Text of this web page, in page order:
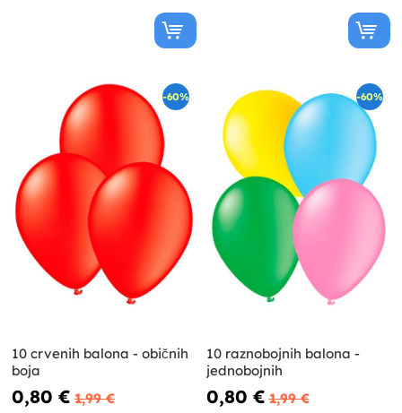
-60%
10 crvenih balona - običnih
boja
0,80 € 1,99 €
-60%
10 raznobojnih balona -
jednobojnih
0,80 € 1,99 €